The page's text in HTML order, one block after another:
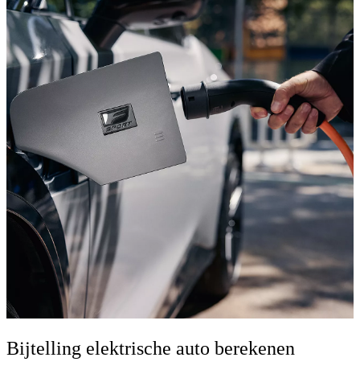
Bijtelling elektrische auto berekenen